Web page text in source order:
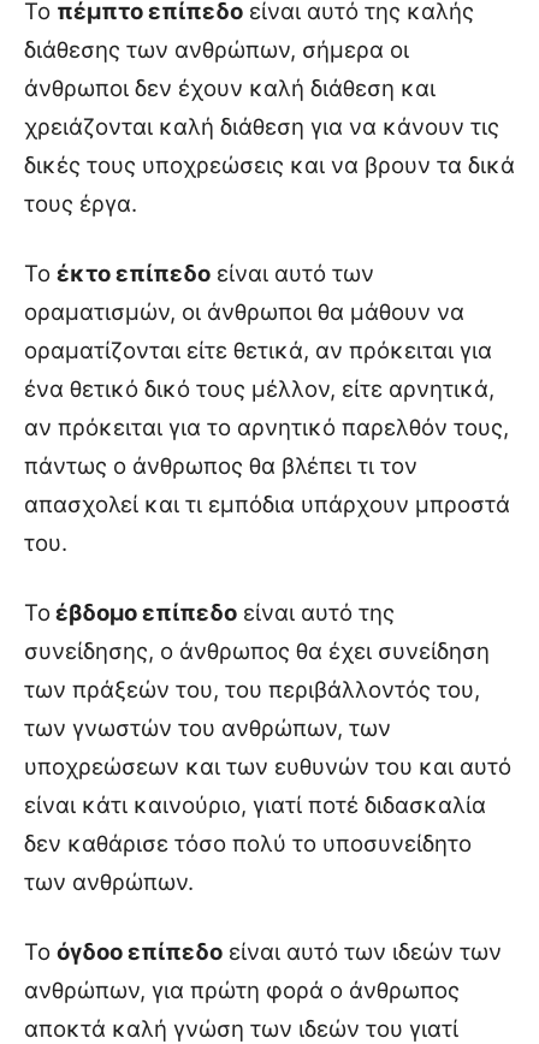
Το πέμπτο επίπεδο είναι αυτό της καλής
διάθεσης των ανθρώπων, σήμερα οι
άνθρωποι δεν έχουν καλή διάθεση και
χρειάζονται καλή διάθεση για να κάνουν τις
δικές τους υποχρεώσεις και να βρουν τα δικά
τους έργα.
Το έκτο επίπεδο είναι αυτό των
οραματισμών, οι άνθρωποι θα μάθουν να
οραματίζονται είτε θετικά, αν πρόκειται για
ένα θετικό δικό τους μέλλον, είτε αρνητικά,
αν πρόκειται για το αρνητικό παρελθόν τους,
πάντως ο άνθρωπος θα βλέπει τι τον
απασχολεί και τι εμπόδια υπάρχουν μπροστά
του.
Το έβδομο επίπεδο είναι αυτό της
συνείδησης, ο άνθρωπος θα έχει συνείδηση
των πράξεών του, του περιβάλλοντός του,
των γνωστών του ανθρώπων, των
υποχρεώσεων και των ευθυνών του και αυτό
είναι κάτι καινούριο, γιατί ποτέ διδασκαλία
δεν καθάρισε τόσο πολύ το υποσυνείδητο
των ανθρώπων.
Το όγδοο επίπεδο είναι αυτό των ιδεών των
ανθρώπων, για πρώτη φορά ο άνθρωπος
αποκτά καλή γνώση των ιδεών του γιατί